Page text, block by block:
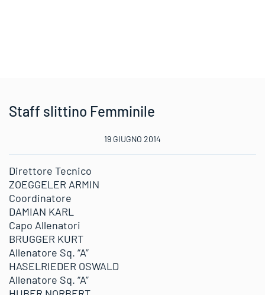
Staff slittino Femminile
19 GIUGNO 2014
Direttore Tecnico
ZOEGGELER ARMIN
Coordinatore
DAMIAN KARL
Capo Allenatori
BRUGGER KURT
Allenatore Sq. “A”
HASELRIEDER OSWALD
Allenatore Sq. “A”